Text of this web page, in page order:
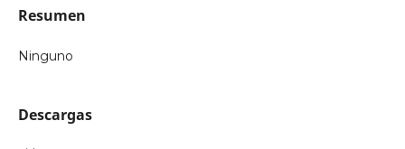
Resumen
Ninguno
Descargas